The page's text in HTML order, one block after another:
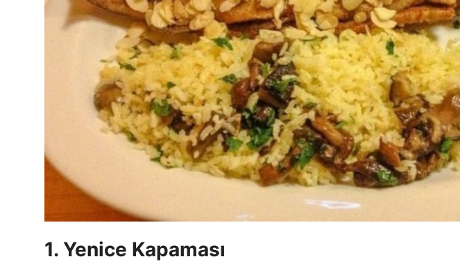
Mutfak Temizliği & Pratik Bilgiler
Anne & Bebek Beslenmesi
Mutfak Sırları & Teknikler
Gıda Sözlüğü & Nedir?
Yemek Tarifleri & Menüler
1. Yenice Kapaması